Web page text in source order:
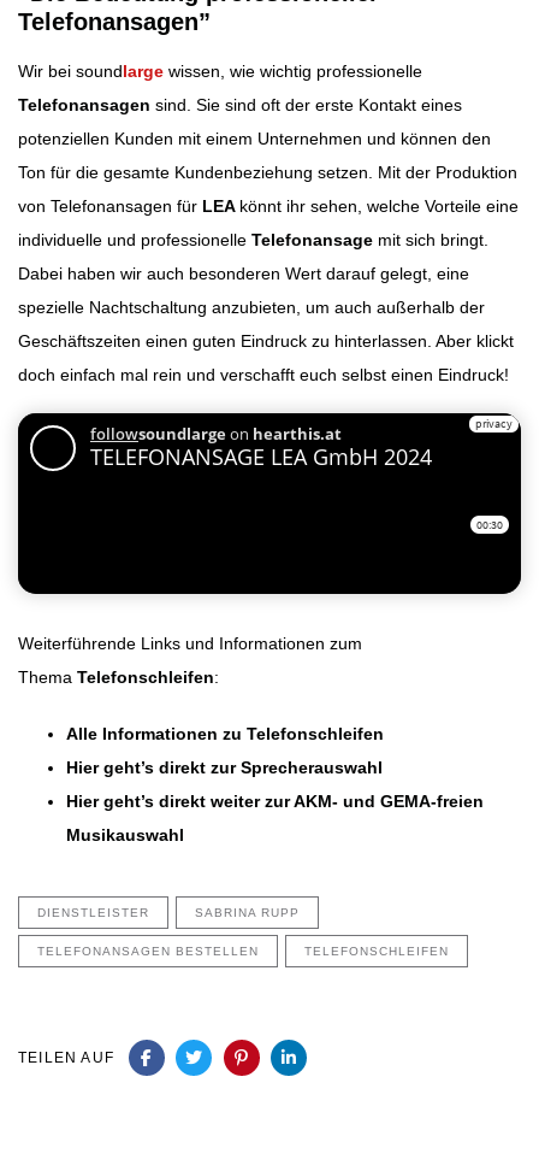
Telefonansagen”
Wir bei soundlarge wissen, wie wichtig professionelle
Telefonansagen sind. Sie sind oft der erste Kontakt eines
potenziellen Kunden mit einem Unternehmen und können den
Ton für die gesamte Kundenbeziehung setzen. Mit der Produktion
von Telefonansagen für LEA könnt ihr sehen, welche Vorteile eine
individuelle und professionelle Telefonansage mit sich bringt.
Dabei haben wir auch besonderen Wert darauf gelegt, eine
spezielle Nachtschaltung anzubieten, um auch außerhalb der
Geschäftszeiten einen guten Eindruck zu hinterlassen. Aber klickt
doch einfach mal rein und verschafft euch selbst einen Eindruck!
Weiterführende Links und Informationen zum
Thema Telefonschleifen:
Alle Informationen zu Telefonschleifen
Hier geht’s direkt zur Sprecherauswahl
Hier geht’s direkt weiter zur AKM- und GEMA-freien
Musikauswahl
DIENSTLEISTER SABRINA RUPP
TELEFONANSAGEN BESTELLEN TELEFONSCHLEIFEN
TEILEN AUF